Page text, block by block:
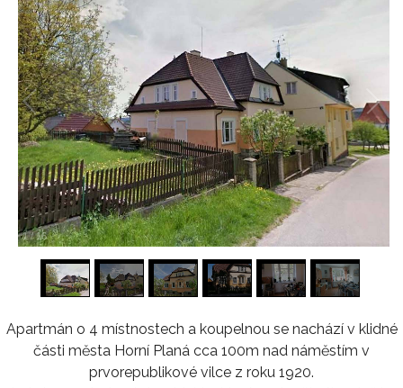
1/16
Apartmán o 4 místnostech a koupelnou se nachází v klidné
části města Horní Planá cca 100m nad náměstím v
prvorepublikové vilce z roku 1920.